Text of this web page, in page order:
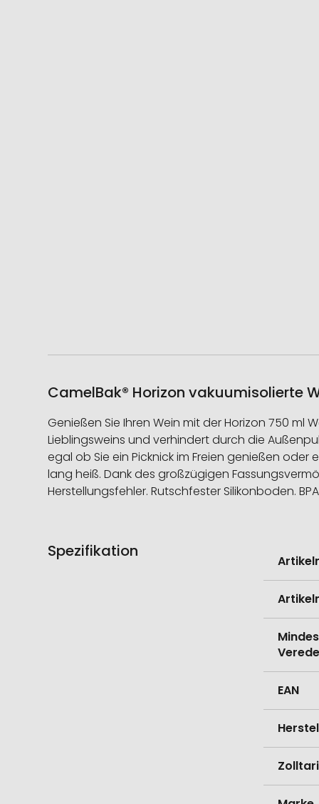
CamelBak® Horizon vakuumisolierte
Genießen Sie Ihren Wein mit der Horizon 750
Lieblingsweins und verhindert durch die
egal ob Sie ein Picknick im Freien genießen
lang heiß. Dank des großzügigen
Herstellungsfehler. Rutschfester Silikonboden.
Spezifikation
EAN